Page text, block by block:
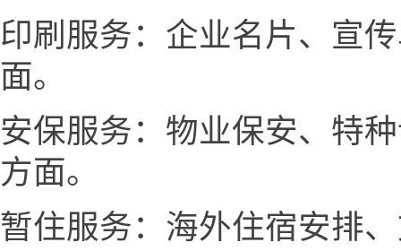
印刷服务：企业名片、宣
面。
安保服务：物业保安、特
方面。
暂住服务：海外住宿安排